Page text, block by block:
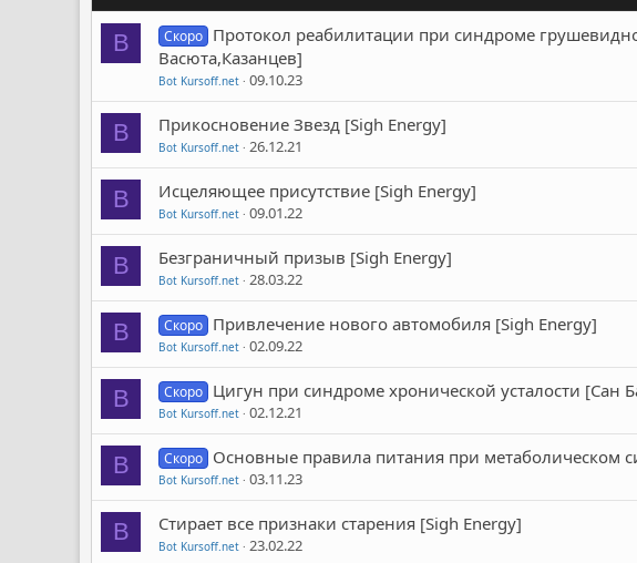
B Скоро Протокол реабилитации при синдроме
Васюта,Казанцев]
Bot Kursoff.net 09.10.23
B Прикосновение Звезд [Sigh Energy]
Bot Kursoff.net 26.12.21
B Исцеляющее присутствие [Sigh Energy]
Bot Kursoff.net 09.01.22
B Безграничный призыв [Sigh Energy]
Bot Kursoff.net 28.03.22
B Скоро Привлечение нового автомобиля [Sigh Energy]
Bot Kursoff.net 02.09.22
B Скоро Цигун при синдроме хронической усталости [Сан
Bot Kursoff.net 02.12.21
B Скоро Основные правила питания при метаболическом
Bot Kursoff.net 03.11.23
B Стирает все признаки старения [Sigh Energy]
Bot Kursoff.net 23.02.22